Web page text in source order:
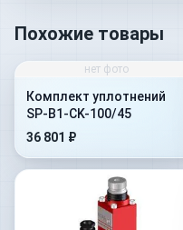
Похожие товары
нет фото
Комплект уплотнений
SP-B1-CK-100/45
36 801 ₽